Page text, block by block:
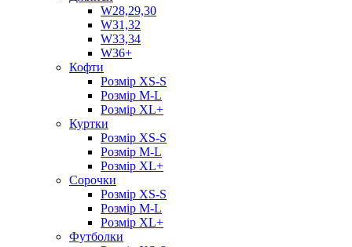
W28,29,30
W31,32
W33,34
W36+
Кофти
Розмір XS-S
Розмір M-L
Розмір XL+
Куртки
Розмір XS-S
Розмір M-L
Розмір XL+
Сорочки
Розмір XS-S
Розмір M-L
Розмір XL+
Футболки